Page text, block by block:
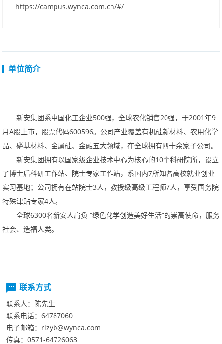
https://campus.wynca.com.cn/#/
单位简介
新安集团系中国化工企业500强，全球农化销售20强，于2001年9
月A股上市，股票代码600596。公司产业覆盖有机硅新材料、农用化学
品、磷基材料、金属硅、金融五大领域，在全球拥有四十余家子公司。
新安集团拥有以国家级企业技术中心为核心的10个科研院所，设立
了博士后科研工作站、院士专家工作站，系国内7所知名高校就业创业
实习基地；公司拥有在站院士3人，教授级高级工程师7人，享受国务院
特殊津贴专家4人。
全球6300名新安人肩负“绿色化学创造美好生活”的崇高使命，服务
社会、造福人类。
联系方式
联系人： 陈先生
联系电话： 64787060
电子邮箱： rlzyb@wynca.com
传真： 0571-64726063